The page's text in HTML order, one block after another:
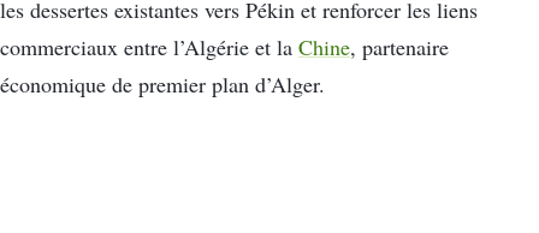
les dessertes existantes vers Pékin et renforcer les liens
commerciaux entre l’Algérie et la Chine, partenaire
économique de premier plan d’Alger.